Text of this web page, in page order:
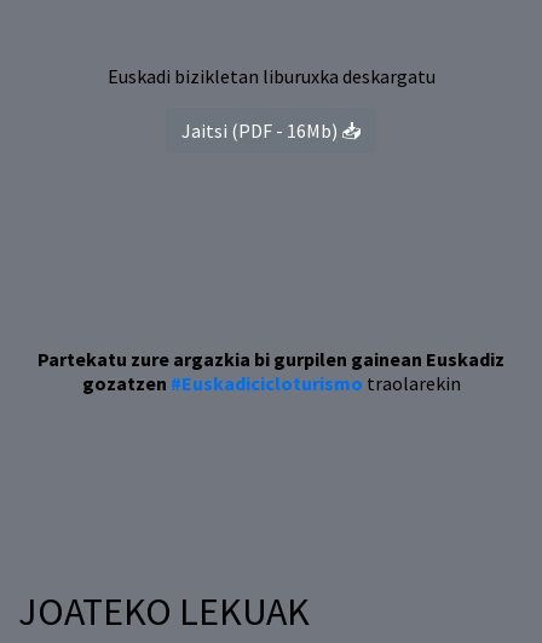
Euskadi bizikletan liburuxka deskargatu
Jaitsi (PDF - 16Mb) 📥
Partekatu zure argazkia bi gurpilen gainean Euskadiz
gozatzen #Euskadicicloturismo traolarekin
JOATEKO LEKUAK